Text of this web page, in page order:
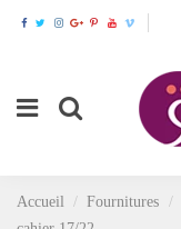
Accueil Fournitures